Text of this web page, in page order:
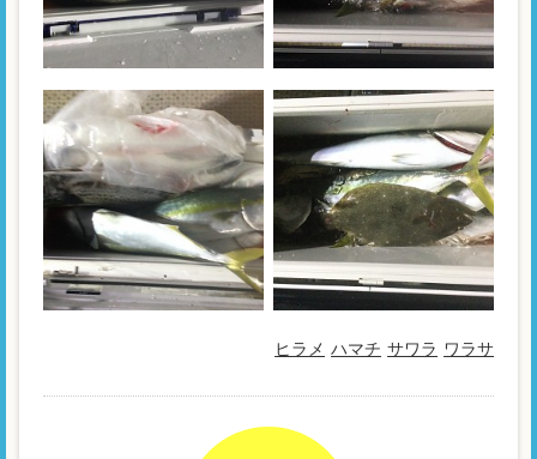
ヒラメ ハマチ サワラ ワラサ